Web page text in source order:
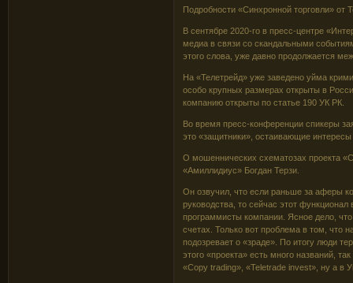
Подробности «Синхронной торговли» от
В сентябре 2020-го в пресс-центре
медиа в связи со скандальными
этого слова, уже давно продолжается
На «Телетрейд» уже заведено уйма
особо крупных размерах открыты в
компанию открыты по статье 190 УК РК.
Во время пресс-конференции спикеры
это «защитники», остаивающие
О мошеннических схематозах проекта
«Амиллидиус» Богдан Терзи.
Он озвучил, что если раньше за аферы
руководства, то сейчас этот
программисты компании. Ясное дело,
счетах. Только вот проблема в том, что
подозревает о «зраде». По итогу люди
этого «проекта» есть много названий,
«Copy trading», «Teletrade invest», ну а в